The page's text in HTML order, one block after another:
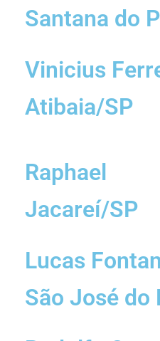
Santana do
Vinicius
Atibaia/SP
Raphael
Jacareí/SP
Lucas
São José do